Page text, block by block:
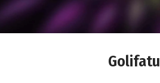
Golifatu